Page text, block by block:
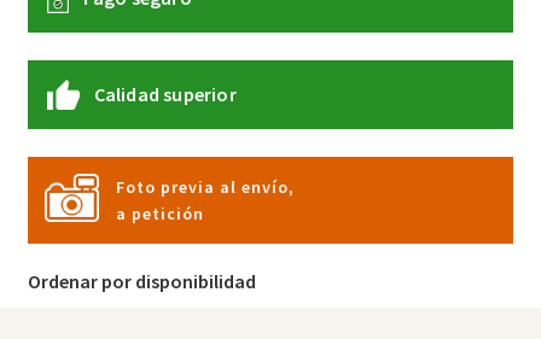
Calidad superior
Foto previa al envío,
a petición
Ordenar por disponibilidad